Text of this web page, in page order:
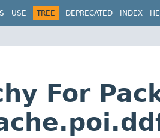
USE TREE DEPRECATED INDEX
For